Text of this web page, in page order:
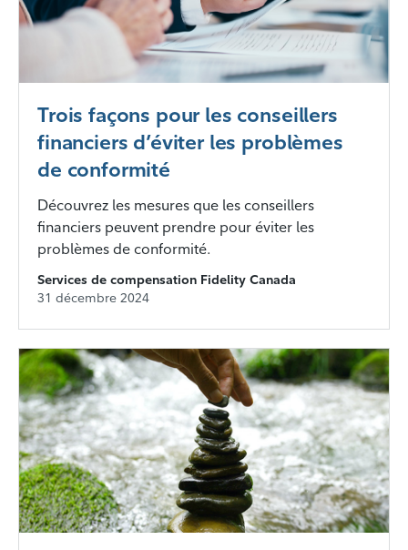
Trois façons pour les conseillers
financiers d’éviter les problèmes
de conformité
Découvrez les mesures que les conseillers
financiers peuvent prendre pour éviter les
problèmes de conformité.
Services de compensation Fidelity Canada
31 décembre 2024